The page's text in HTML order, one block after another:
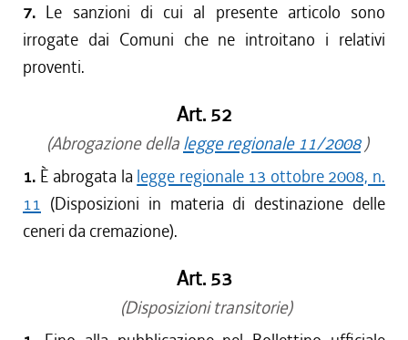
7. Le sanzioni di cui al presente articolo sono
irrogate dai Comuni che ne introitano i relativi
proventi.
Art. 52
(Abrogazione della legge regionale 11/2008)
1. È abrogata la legge regionale 13 ottobre 2008, n.
11 (Disposizioni in materia di destinazione delle
ceneri da cremazione).
Art. 53
(Disposizioni transitorie)